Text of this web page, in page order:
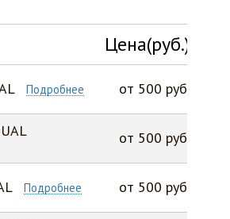
Цена(руб.)
Подробнее от 500 руб
от 500 руб
Подробнее от 500 руб